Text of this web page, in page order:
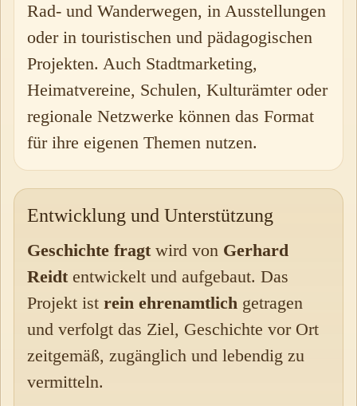
Rad- und Wanderwegen, in Ausstellungen
oder in touristischen und pädagogischen
Projekten. Auch Stadtmarketing,
Heimatvereine, Schulen, Kulturämter oder
regionale Netzwerke können das Format
für ihre eigenen Themen nutzen.
Entwicklung und Unterstützung
Geschichte fragt wird von Gerhard
Reidt entwickelt und aufgebaut. Das
Projekt ist rein ehrenamtlich getragen
und verfolgt das Ziel, Geschichte vor Ort
zeitgemäß, zugänglich und lebendig zu
vermitteln.